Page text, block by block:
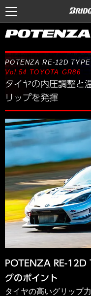
Motor Sports / Time Attack >
POTENZA RE-12D
Vol.54 TOYOTA GR86
タイヤの内圧調整と
リップを発揮
POTENZA RE-12D
グのポイント
タイヤの高いグリップ